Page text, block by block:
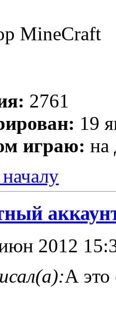
MineCraft
2761
19
играю: на
2012
А это